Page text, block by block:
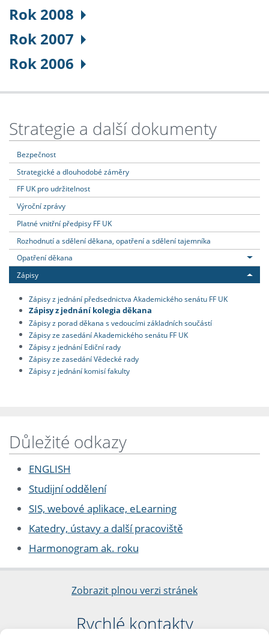
Rok 2008
Rok 2007
Rok 2006
Strategie a další dokumenty
Bezpečnost
Strategické a dlouhodobé záměry
FF UK pro udržitelnost
Výroční zprávy
Platné vnitřní předpisy FF UK
Rozhodnutí a sdělení děkana, opatření a sdělení tajemníka
Opatření děkana
Zápisy
Zápisy z jednání předsednictva Akademického senátu FF UK
Zápisy z jednání kolegia děkana
Zápisy z porad děkana s vedoucími základních součástí
Zápisy ze zasedání Akademického senátu FF UK
Zápisy z jednání Ediční rady
Zápisy ze zasedání Vědecké rady
Zápisy z jednání komisí fakulty
Důležité odkazy
ENGLISH
Studijní oddělení
SIS, webové aplikace, eLearning
Katedry, ústavy a další pracoviště
Harmonogram ak. roku
Zobrazit plnou verzi stránek
Rychlé kontakty